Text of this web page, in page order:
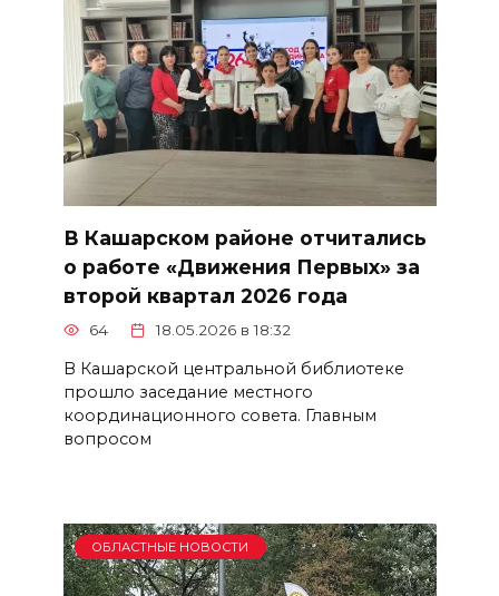
В Кашарском районе отчитались
о работе «Движения Первых» за
второй квартал 2026 года
64 18.05.2026 в 18:32
В Кашарской центральной библиотеке
прошло заседание местного
координационного совета. Главным
вопросом
ОБЛАСТНЫЕ НОВОСТИ